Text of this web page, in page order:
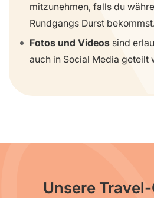
mitzunehmen, falls du
Rundgangs Durst bekommst.
Fotos und Videos sind
auch in Social Media geteilt
Unsere